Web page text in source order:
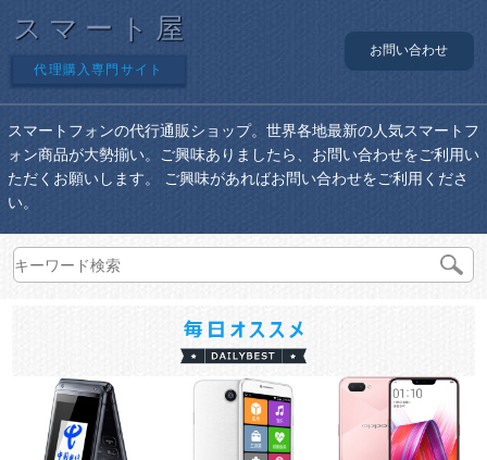
スマート屋
代理購入専門サイト
お問い合わせ
スマートフォンの代行通販ショップ。世界各地最新の人気スマートフ
ォン商品が大勢揃い。ご興味ありましたら、お問い合わせをご利用い
ただくお願いします。 ご興味があればお問い合わせをご利用くださ
い。